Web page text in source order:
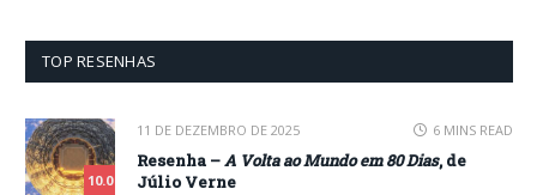
TOP RESENHAS
10.0
11 DE DEZEMBRO DE 2025 6 MINS READ
Resenha –A Volta ao Mundo em 80 Dias, de
Júlio Verne